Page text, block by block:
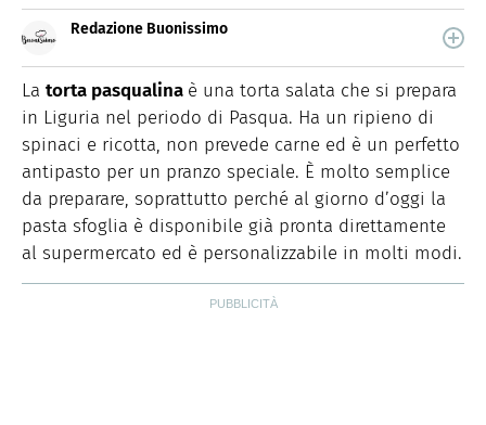
Redazione Buonissimo
quale trovi idee veloci, facili e spiegate passo passo.
La torta pasqualina è una torta salata che si prepara
in Liguria nel periodo di Pasqua. Ha un ripieno di
spinaci e ricotta, non prevede carne ed è un perfetto
antipasto per un pranzo speciale. È molto semplice
da preparare, soprattutto perché al giorno d’oggi la
pasta sfoglia è disponibile già pronta direttamente
al supermercato ed è personalizzabile in molti modi.